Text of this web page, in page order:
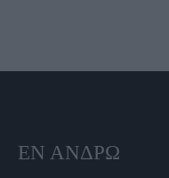
ΕΝ ΆΝΔΡΩ